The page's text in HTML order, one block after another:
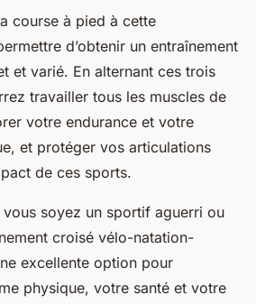
course à pied à cette
d’obtenir un entraînement
et varié. En alternant ces trois
travailler tous les muscles de
votre endurance et votre
et protéger vos articulations
de ces sports.
soyez un sportif aguerri ou
croisé vélo-natation-
excellente option pour
physique, votre santé et votre